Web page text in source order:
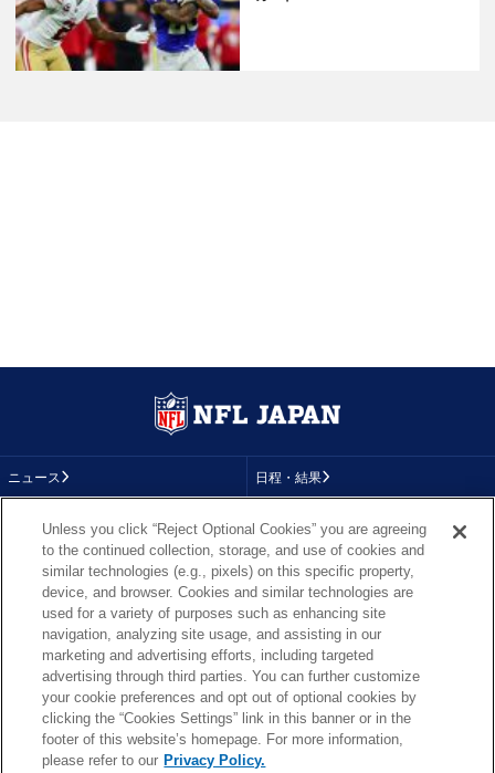
ニュース 日程・結果
コラム テレビ
画像
チーム 順位表
選手成績 About NFL
More NFL 特集
TOP お問い合わせ
Unless you click “Reject Optional Cookies” you are agreeing
to the continued collection, storage, and use of cookies and
similar technologies (e.g., pixels) on this specific property,
device, and browser. Cookies and similar technologies are
used for a variety of purposes such as enhancing site
navigation, analyzing site usage, and assisting in our
marketing and advertising efforts, including targeted
advertising through third parties. You can further customize
your cookie preferences and opt out of optional cookies by
clicking the “Cookies Settings” link in this banner or in the
footer of this website’s homepage. For more information,
please refer to our Privacy Policy.